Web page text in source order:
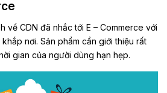
về CDN đã nhắc tới E – Commerce với
nơi. Sản phẩm cần giới thiệu rất
gian của người dùng hạn hẹp.